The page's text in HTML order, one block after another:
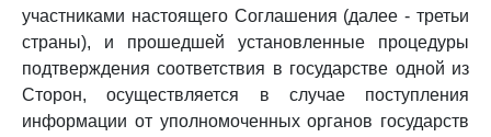
участниками настоящего Соглашения (далее - третьи
страны), и прошедшей установленные процедуры
подтверждения соответствия в государстве одной из
Сторон, осуществляется в случае поступления
информации от уполномоченных органов государств